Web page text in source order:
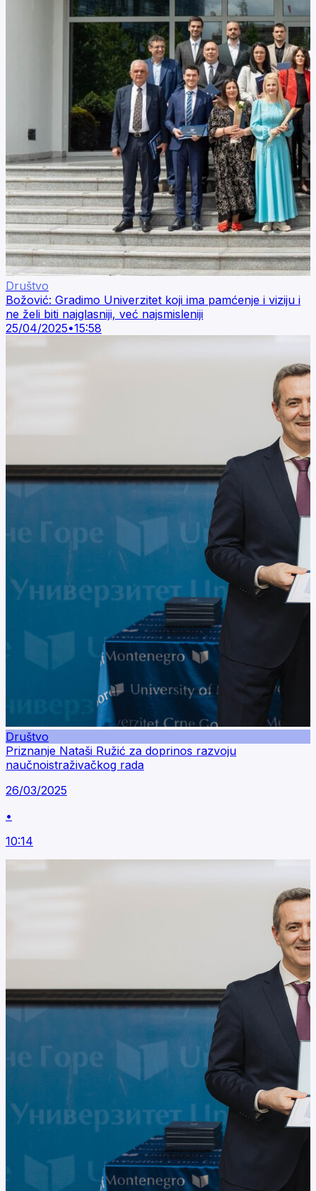
Društvo
Božović: Gradimo Univerzitet koji ima pamćenje i viziju i
ne želi biti najglasniji, već najsmisleniji
25/04/2025•15:58
Društvo
Priznanje Nataši Ružić za doprinos razvoju
naučnoistraživačkog rada
26/03/2025
•
10:14